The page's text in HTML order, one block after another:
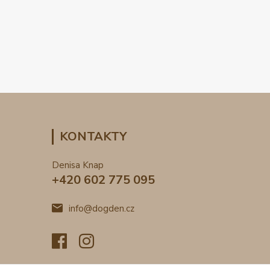
KONTAKTY
Denisa Knap
+420 602 775 095
info@dogden.cz